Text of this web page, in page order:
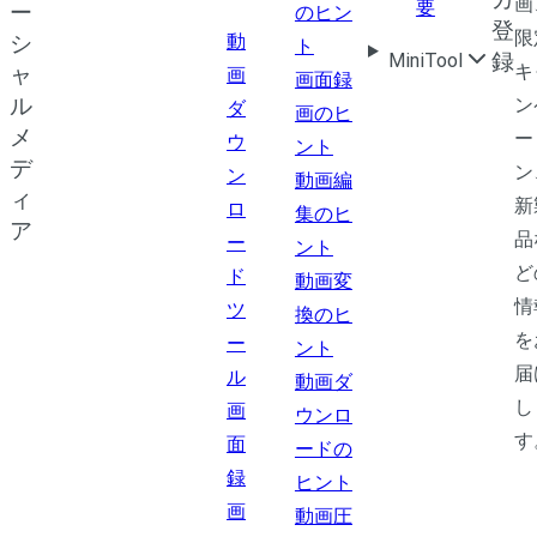
ー
シ
ャ
ル
メ
デ
ィ
ア
動
画
ダ
ウ
ン
ロ
ー
ド
ツ
ー
ル
画
面
録
画
のヒン
ト
画面録
画のヒ
ント
動画編
集のヒ
ント
動画変
換のヒ
ント
動画ダ
ウンロ
ードの
ヒント
動画圧
要
MiniTool
登
録
ー